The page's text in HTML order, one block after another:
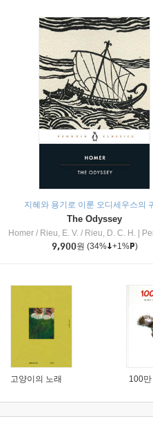
지혜와 용기로 이룬 오디세우스의
The Odyssey
Homer / Rieu, E. V. / Rieu, D. C. H.
9,900원 (34% +1% )
고양이의 노래 100만